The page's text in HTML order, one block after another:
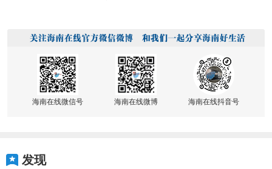
海南在线微信号 海南在线微博 海南在线抖音号
发现